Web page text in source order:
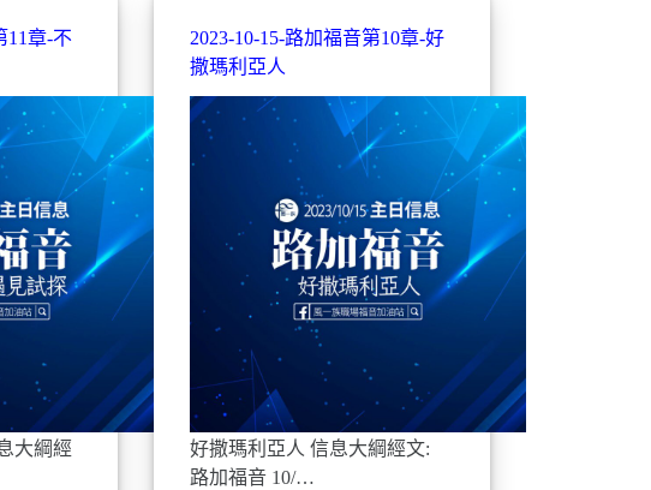
11章-不
大綱經
2023-10-15-路加福音第10章-好
撒瑪利亞人
好撒瑪利亞人 信息大綱經文:
路加福音 10/…